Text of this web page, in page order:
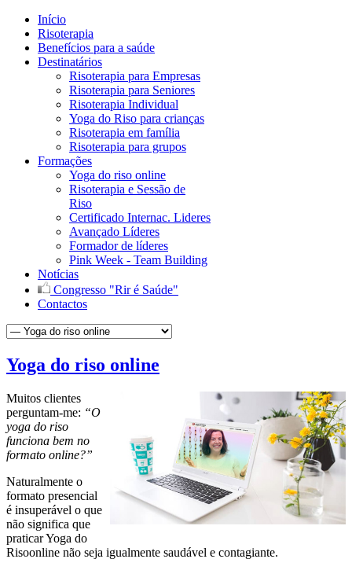
Início
Risoterapia
Benefícios para a saúde
Destinatários
Risoterapia para Empresas
Risoterapia para Seniores
Risoterapia Individual
Yoga do Riso para crianças
Risoterapia em família
Risoterapia para grupos
Formações
Yoga do riso online
Risoterapia e Sessão de
Riso
Certificado Internac. Lideres
Avançado Líderes
Formador de líderes
Pink Week - Team Building
Notícias
Congresso "Rir é Saúde"
Contactos
Yoga do riso online
Muitos clientes
perguntam-me: “O
yoga do riso
funciona bem no
formato online?”
Naturalmente o
formato presencial
é insuperável o que
não significa que
praticar Yoga do
Risoonline não seja igualmente saudável e contagiante.